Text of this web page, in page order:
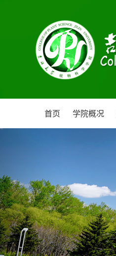
首页 学院概况